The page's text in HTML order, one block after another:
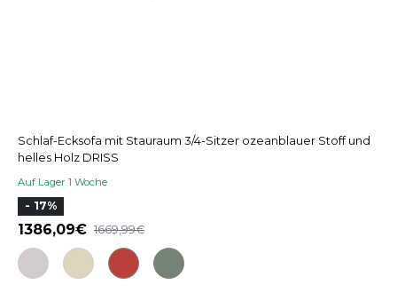
Schlaf-Ecksofa mit Stauraum 3/4-Sitzer ozeanblauer Stoff und
helles Holz DRISS
Auf Lager 1 Woche
- 17%
1386,09 1669,99